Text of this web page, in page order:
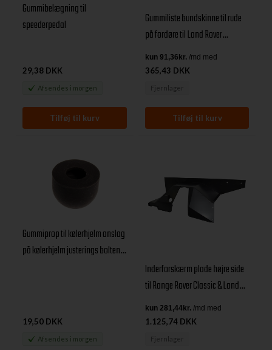
Gummibelægning til
speederpedal
29,38 DKK
Afsendes i morgen
Gummiliste bundskinne til rude
på fordøre til Land Rover
Discovery I
365,43 DKK
Fjernlager
Gummiprop til kølerhjelm anslag
på kølerhjelm justerings boltene
19,50 DKK
Afsendes i morgen
Inderforskærm plade højre side
til Range Rover Classic & Land
Rover Discovery I
1.125,74 DKK
Fjernlager